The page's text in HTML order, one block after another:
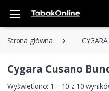
Strona główna
Cygara Cusano
Wyświetlono: 1 – 10 z 10